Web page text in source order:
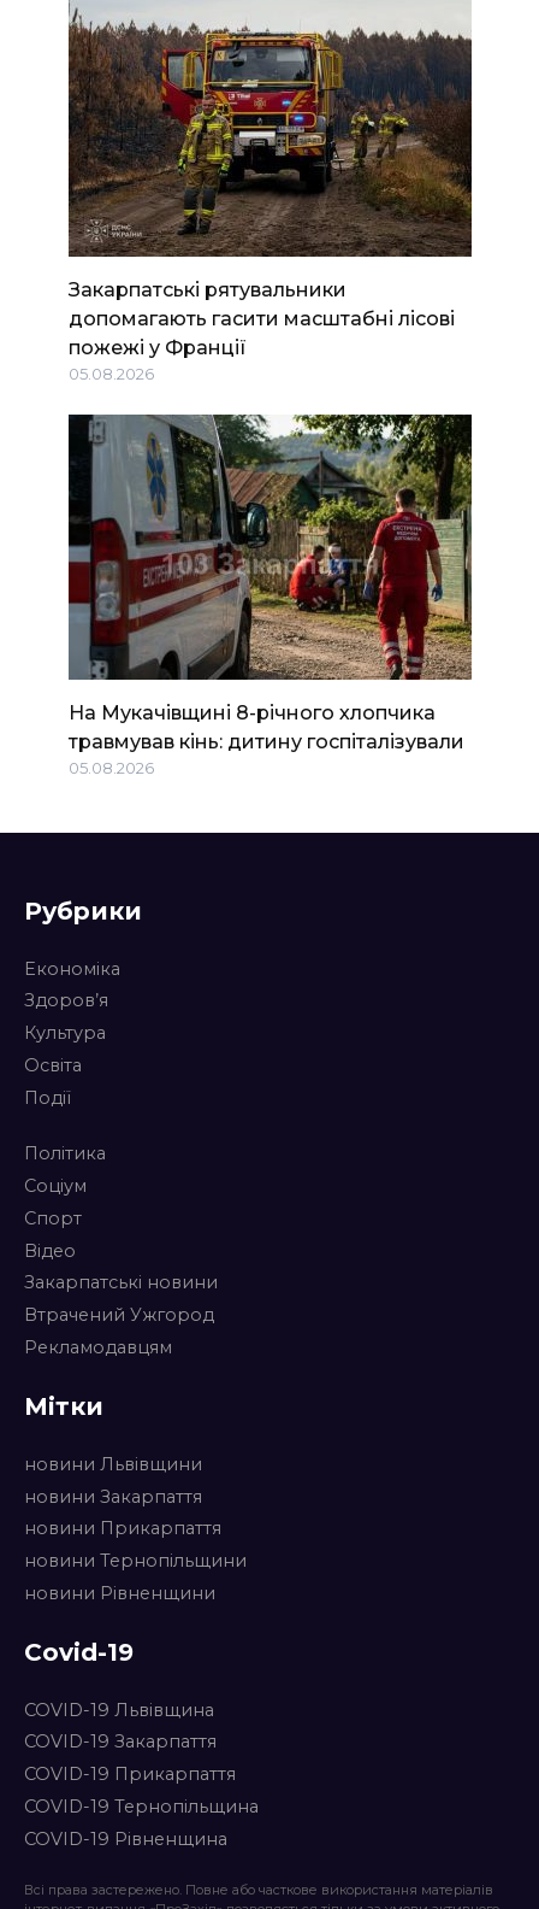
Закарпатські рятувальники
допомагають гасити масштабні лісові
пожежі у Франції
05.08.2026
На Мукачівщині 8-річного хлопчика
травмував кінь: дитину госпіталізували
05.08.2026
Рубрики
Економіка
Здоров’я
Культура
Освіта
Події
Політика
Соціум
Спорт
Відео
Закарпатські новини
Втрачений Ужгород
Рекламодавцям
Мітки
новини Львівщини
новини Закарпаття
новини Прикарпаття
новини Тернопільщини
новини Рівненщини
Covid-19
COVID-19 Львівщина
COVID-19 Закарпаття
COVID-19 Прикарпаття
COVID-19 Тернопільщина
COVID-19 Рівненщина
Всі права застережено. Повне або часткове використання матеріалів